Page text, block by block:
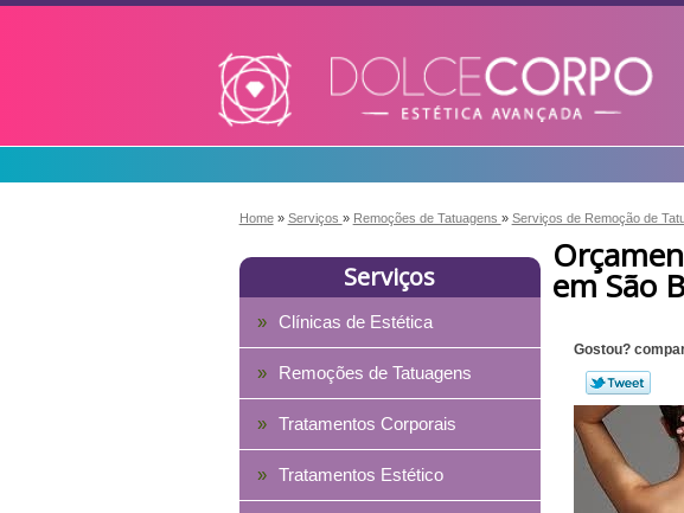
Home » Serviços » Remoções de Tatuagens » Serviços de Remoção de
Serviços
Clínicas de Estética
Remoções de Tatuagens
Tratamentos Corporais
Tratamentos Estético
em São
Gostou?